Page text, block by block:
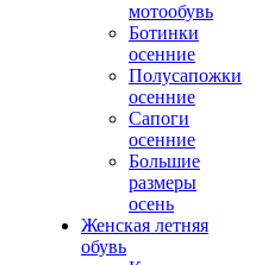
мотообувь
Ботинки
осенние
Полусапожки
осенние
Сапоги
осенние
Большие
размеры
осень
Женская летняя
обувь